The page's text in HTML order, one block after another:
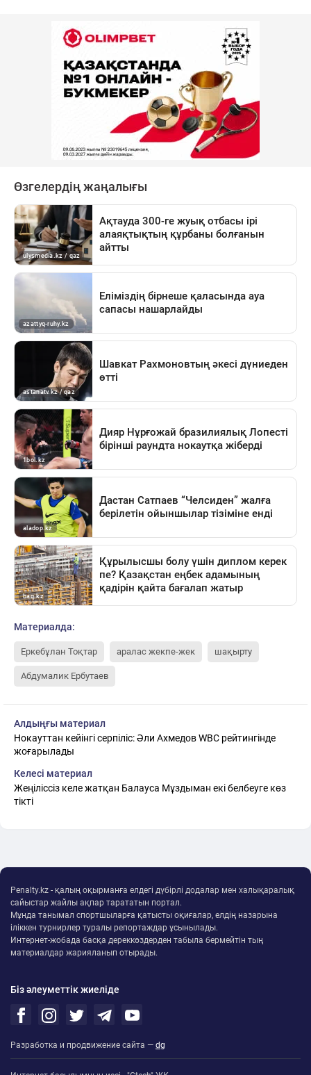
Материалда:
Еркебұлан Тоқтар аралас жекпе-жек шақырту
Абдумалик Ербутаев
Алдыңғы материал
Нокауттан кейінгі серпіліс: Әли Ахмедов WBC рейтингінде
жоғарылады
Келесі материал
Жеңіліссіз келе жатқан Балауса Мұздыман екі белбеуге көз
тікті
Penalty.kz - қалың оқырманға елдегі дүбірлі додалар мен халықаралық
сайыстар жайлы ақпар тарататын портал.
Мұнда танымал спортшыларға қатысты оқиғалар, елдің назарына
іліккен турнирлер туралы репортаждар ұсынылады.
Интернет-жобада басқа дереккөздерден табыла бермейтін тың
материалдар жарияланып отырады.
Біз әлеуметтік жиеліде
Разработка и продвижение сайта — dg